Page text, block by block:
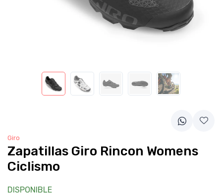
Giro
Zapatillas Giro Rincon Womens
Ciclismo
DISPONIBLE